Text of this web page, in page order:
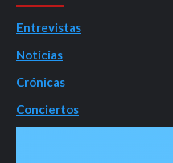
Entrevistas
Noticias
Crónicas
Conciertos